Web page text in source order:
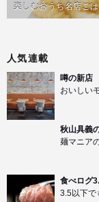
楽しむおうち名店ご
人気連載
噂の新店
おいしい
秋山具義
麺マニア
食べログ
3.5以下で